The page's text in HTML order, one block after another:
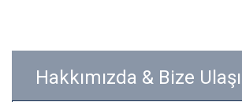
Hakkımızda & Bize